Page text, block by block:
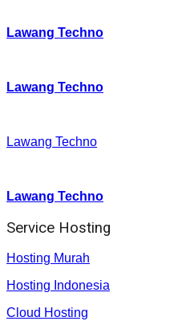
Lawang Techno
Lawang Techno
Lawang Techno
Lawang Techno
Service Hosting
Hosting Murah
Hosting Indonesia
Cloud Hosting